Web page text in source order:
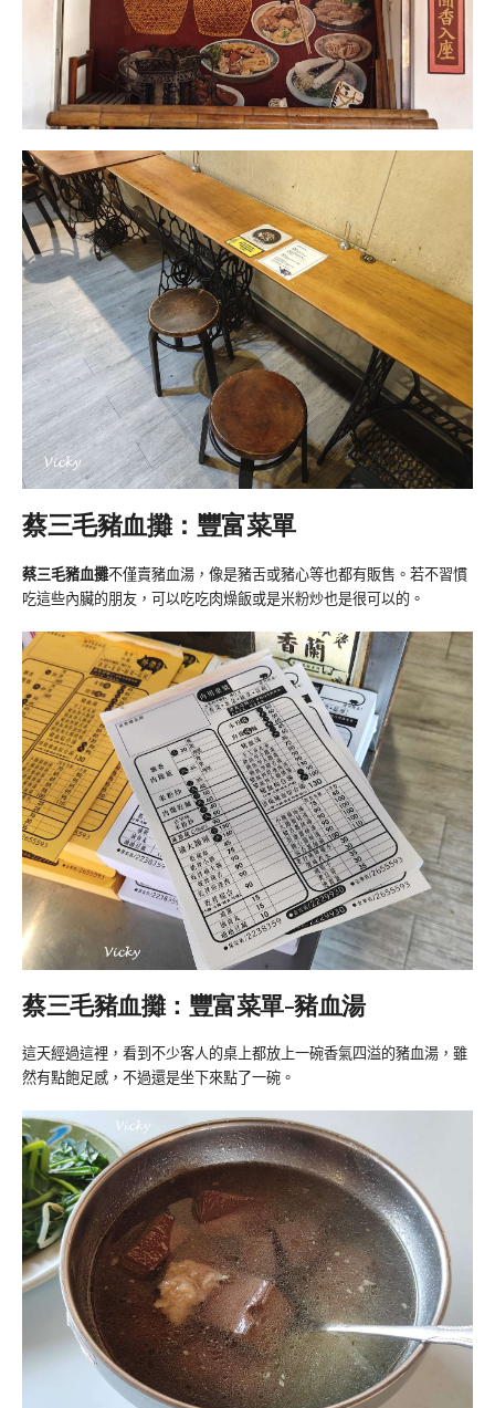
蔡三毛豬血攤：豐富菜單
蔡三毛豬血攤不僅賣豬血湯，像是豬舌或豬心等也都有販售。若不習慣
吃這些內臟的朋友，可以吃吃肉燥飯或是米粉炒也是很可以的。
蔡三毛豬血攤：豐富菜單-豬血湯
這天經過這裡，看到不少客人的桌上都放上一碗香氣四溢的豬血湯，雖
然有點飽足感，不過還是坐下來點了一碗。